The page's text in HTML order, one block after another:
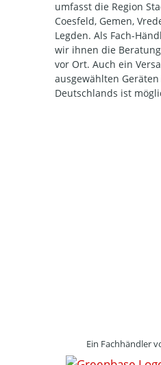
umfasst die Region
Coesfeld, Gemen,
Legden. Als Fach-
wir ihnen die
vor Ort. Auch ein
ausgewählten
Deutschlands ist
Ein Fachhändler